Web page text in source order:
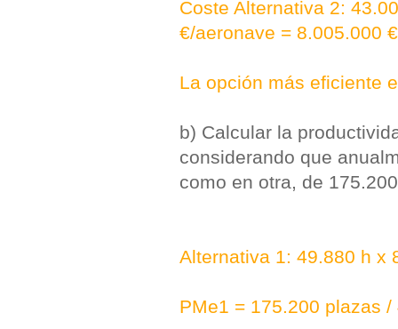
Coste Alternativa 2:
€/aeronave = 8.005.000 €
La opción más eficiente
b) Calcular la
considerando que
como en otra, de
Alternativa 1: 49.880 h x
PMe1 = 175.200 plazas